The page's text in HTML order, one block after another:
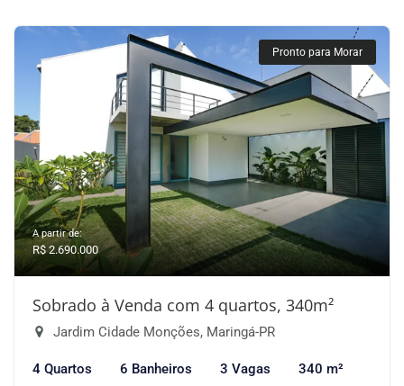
Pronto para Morar
A partir de:
R$ 2.690.000
Sobrado à Venda com 4 quartos, 340m²
Jardim Cidade Monções, Maringá-PR
4 Quartos 6 Banheiros 3 Vagas 340 m²